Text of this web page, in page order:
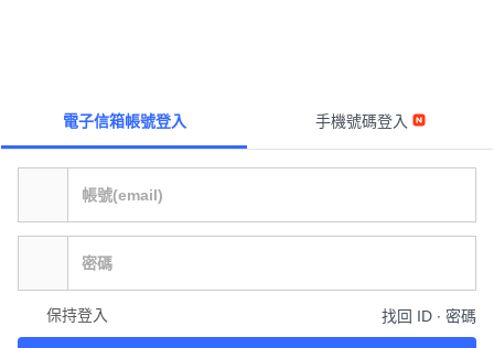
電子信箱帳號登入 手機號碼登入
保持登入 找回 ID ∙ 密碼